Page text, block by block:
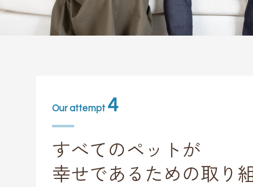
Our attempt 4
すべてのペットが
幸せであるための取り